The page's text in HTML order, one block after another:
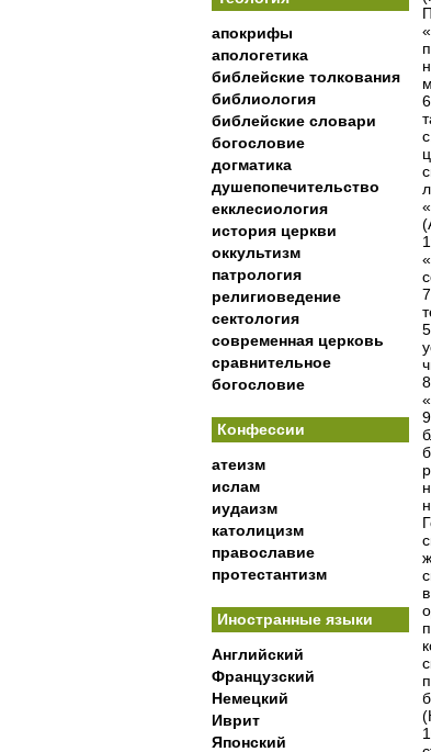
апокрифы
апологетика
библейские толкования
библиология
библейские словари
богословие
догматика
душепопечительство
екклесиология
история церкви
оккультизм
патрология
религиоведение
сектология
современная церковь
сравнительное
богословие
Конфессии
атеизм
ислам
иудаизм
католицизм
православие
протестантизм
Иностранные языки
Английский
Французский
Немецкий
Иврит
Японский